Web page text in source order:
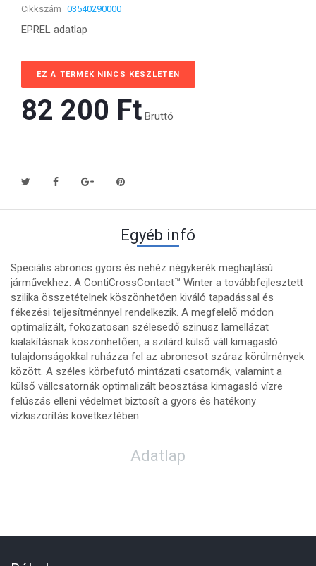
Cikkszám 03540290000
EPREL adatlap
EZ A TERMÉK NINCS KÉSZLETEN
82 200 Ft‎ Bruttó
Egyéb infó
Speciális abroncs gyors és nehéz négykerék meghajtású
járművekhez. A ContiCrossContact™ Winter a továbbfejlesztett
szilika összetételnek köszönhetően kiváló tapadással és
fékezési teljesítménnyel rendelkezik. A megfelelő módon
optimalizált, fokozatosan szélesedő szinusz lamellázat
kialakításnak köszönhetően, a szilárd külső váll kimagasló
tulajdonságokkal ruházza fel az abroncsot száraz körülmények
között. A széles körbefutó mintázati csatornák, valamint a
külső vállcsatornák optimalizált beosztása kimagasló vízre
felúszás elleni védelmet biztosít a gyors és hatékony
vízkiszorítás következtében
Adatlap